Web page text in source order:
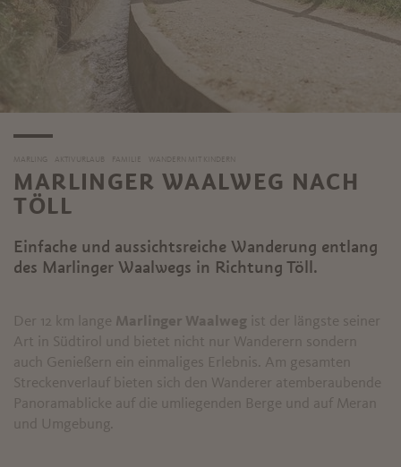
MARLING AKTIVURLAUB FAMILIE WANDERN MIT KINDERN
MARLINGER WAALWEG NACH
TÖLL
Einfache und aussichtsreiche Wanderung entlang
des Marlinger Waalwegs in Richtung Töll.
Der 12 km lange Marlinger Waalweg ist der längste seiner
Art in Südtirol und bietet nicht nur Wanderern sondern
auch Genießern ein einmaliges Erlebnis. Am gesamten
Streckenverlauf bieten sich den Wanderer atemberaubende
Panoramablicke auf die umliegenden Berge und auf Meran
und Umgebung.